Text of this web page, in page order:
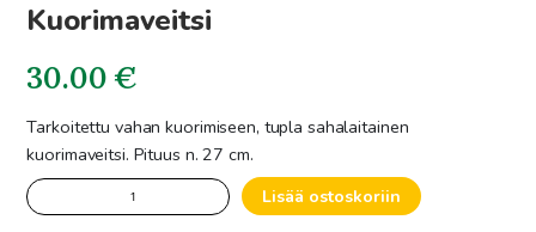
Kuorimaveitsi
30.00€
Tarkoitettu vahan kuorimiseen, tupla sahalaitainen
kuorimaveitsi. Pituus n. 27 cm.
Kuorimaveitsi
määrä
Lisää ostoskoriin